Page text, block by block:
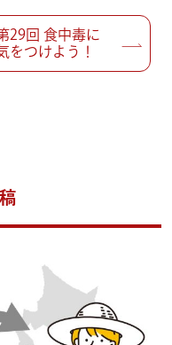
29回 食中毒に
をつけよう！